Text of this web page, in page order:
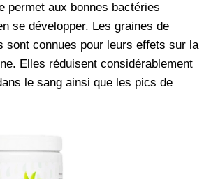
permet aux bonnes bactéries
se développer. Les graines de
sont connues pour leurs effets sur la
Elles réduisent considérablement
le sang ainsi que les pics de